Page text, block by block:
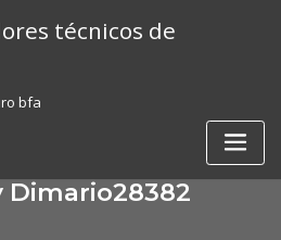
técnicos de
bfa
Dimario28382